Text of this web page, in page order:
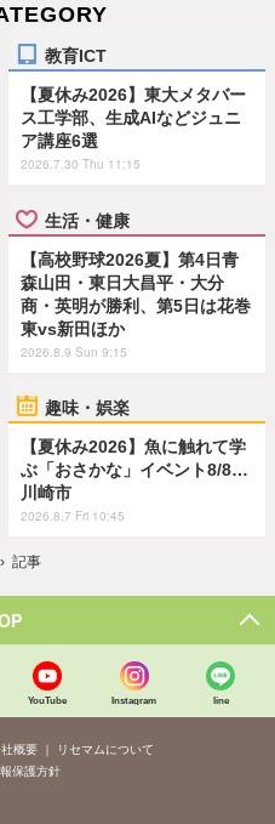
教育ICT
【夏休み2026】東大メタバー
ス工学部、生成AIなどジュニ
ア講座6選
2026.7.30 Thu 11:15
生活・健康
【高校野球2026夏】第4日青
森山田・東日大昌平・大分
商・英明が勝利、第5日は花巻
東vs新田ほか
2026.8.9 Sun 9:15
趣味・娯楽
【夏休み2026】魚に触れて学
ぶ「おさかな」イベント8/8…
川崎市
2026.8.7 Fri 10:45
› 記事
YouTube Instagram line
概要
リセマムについて
保護方針